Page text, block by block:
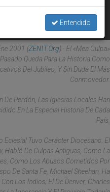
2001 (ZENIT.org).- El «mea Culpa»
Queda Para La Historia Como
Del Jubileo, Y Sin Duda El Más
Conmovedor.
De Perdón, Las Iglesias Locales Han
En La Especial Historia De Cada
País.
Eclesial Tuvo Carácter Diocesano. El
Habló De Culpas Antiguas, Como La
Como Los Abusos Cometidos Por
De Santa Fe, Michael Sheehan, Ha
Los Indios; El De Denver, Charles
Entendido